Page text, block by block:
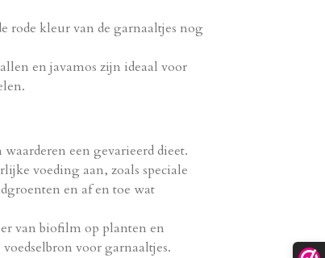
rode kleur van de garnaaltjes nog
en javamos zijn ideaal voor
een gevarieerd dieet.
voeding aan, zoals speciale
en af en toe wat
van biofilm op planten en
voor garnaaltjes.